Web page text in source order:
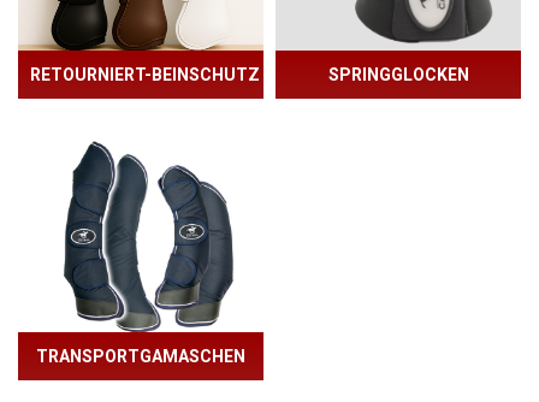
RETOURNIERT-BEINSCHUTZ SPRINGGLOCKEN
TRANSPORTGAMASCHEN